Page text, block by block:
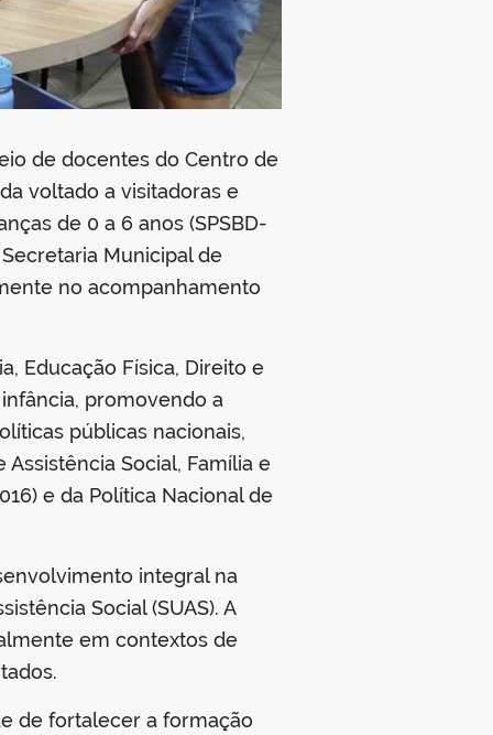
de docentes do Centro de
voltado a visitadoras e
de 0 a 6 anos (SPSBD-
Municipal de
no acompanhamento
Educação Física, Direito e
promovendo a
públicas nacionais,
Social, Família e
e da Política Nacional de
integral na
Social (SUAS). A
em contextos de
de fortalecer a formação